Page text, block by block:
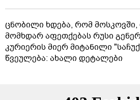
ცნობილი ხდება, რომ
მომხდარ აფეთქებას რუსი
კურიერის მიერ მიტანილი
წვეულება: ახალი დეტალები